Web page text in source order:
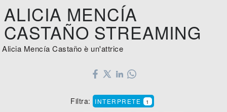
ALICIA MENCÍA
CASTAÑO STREAMING
Alicia Mencía Castaño è un'attrice
Filtra: INTERPRETE 1